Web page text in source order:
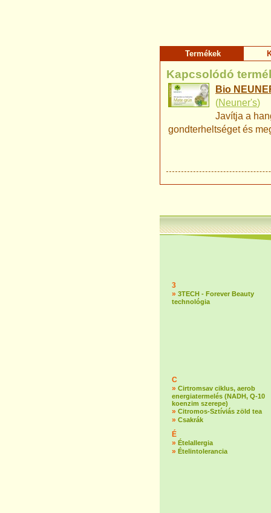
Termékek
Kapcsolódó
Bio
(Neuner's)
Javítja a
gondterheltséget és
3
» 3TECH - Forever Beauty
technológia
C
» Cirtromsav ciklus, aerob
energiatermelés (NADH, Q-10
koenzim szerepe)
» Citromos-Sztíviás zöld tea
» Csakrák
É
» Ételallergia
» Ételintolerancia